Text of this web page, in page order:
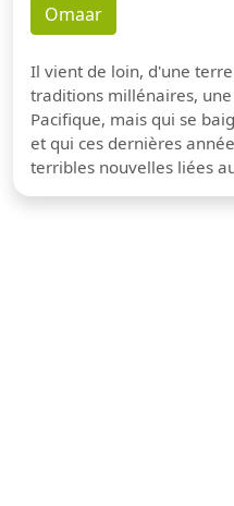
Omaar
Il vient de loin, d'une
traditions millénaires,
Pacifique, mais qui se
et qui ces dernières
terribles nouvelles liées